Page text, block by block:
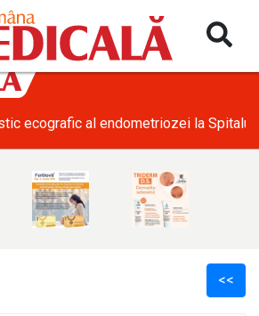
măsuri urgente pentru acoperirea
<<